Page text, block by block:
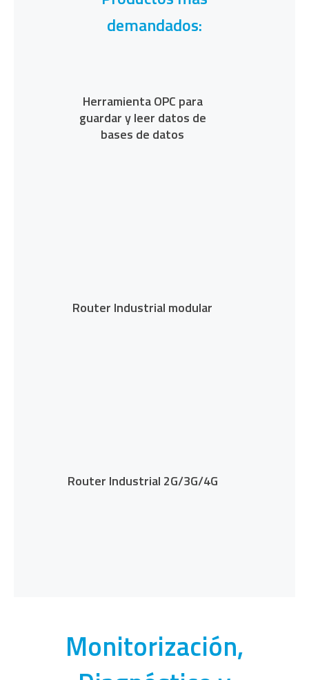
demandados:
Herramienta OPC para
guardar y leer datos de
bases de datos
Router Industrial modular
Router Industrial 2G/3G/4G
Monitorización,